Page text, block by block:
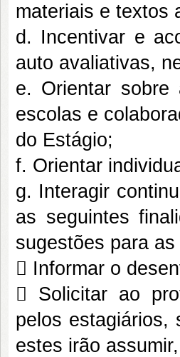
materiais e textos
d. Incentivar e
auto avaliativas,
e. Orientar sobre
escolas e
do Estágio;
f. Orientar
g. Interagir
as seguintes
sugestões para
 Informar o
 Solicitar ao
pelos estagiários,
estes irão